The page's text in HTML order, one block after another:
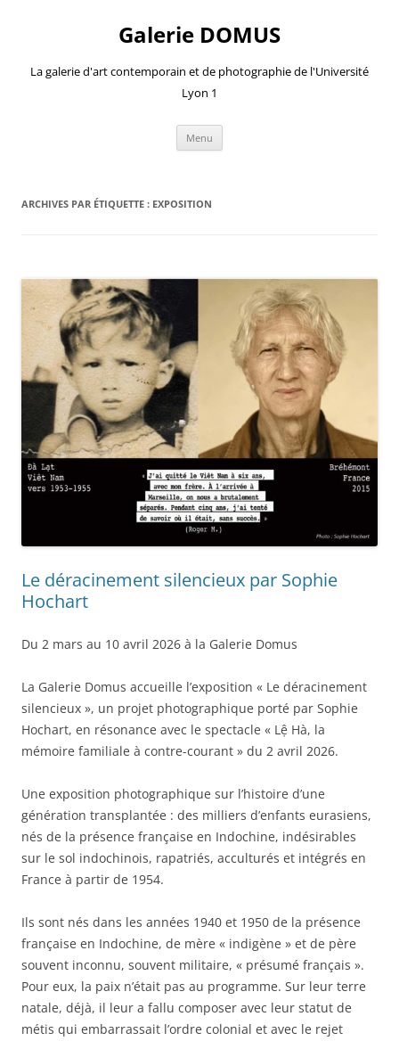
Galerie DOMUS
La galerie d'art contemporain et de photographie de l'Université
Lyon 1
Menu
ARCHIVES PAR ÉTIQUETTE : EXPOSITION
Le déracinement silencieux par Sophie
Hochart
Du 2 mars au 10 avril 2026 à la Galerie Domus
La Galerie Domus accueille l’exposition « Le déracinement
silencieux », un projet photographique porté par Sophie
Hochart, en résonance avec le spectacle « Lệ Hà, la
mémoire familiale à contre-courant » du 2 avril 2026.
Une exposition photographique sur l’histoire d’une
génération transplantée : des milliers d’enfants eurasiens,
nés de la présence française en Indochine, indésirables
sur le sol indochinois, rapatriés, acculturés et intégrés en
France à partir de 1954.
Ils sont nés dans les années 1940 et 1950 de la présence
française en Indochine, de mère « indigène » et de père
souvent inconnu, souvent militaire, « présumé français ».
Pour eux, la paix n’était pas au programme. Sur leur terre
natale, déjà, il leur a fallu composer avec leur statut de
métis qui embarrassait l’ordre colonial et avec le rejet